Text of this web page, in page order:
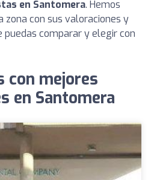
en Santomera. Hemos
zona con sus valoraciones y
puedas comparar y elegir con
con mejores
en Santomera